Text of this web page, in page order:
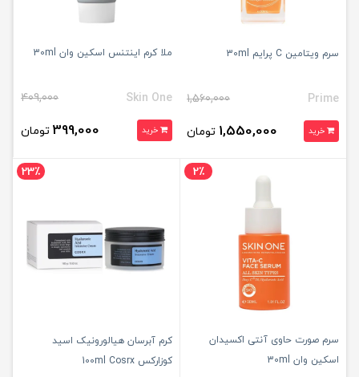
سرم ویتامین C پرایم 30ml
Prime
1,560,000
خرید 1,550,000 تومان
ملا کرم اینتنس اسکین وان 30ml
Skin One
409,000
خرید 399,000 تومان
2٪
سرم صورت حاوی آنتی اکسیدان
اسکین وان 30ml
23٪
کرم آبرسان هیالورونیک اسید
کوزارکس 100ml Cosrx